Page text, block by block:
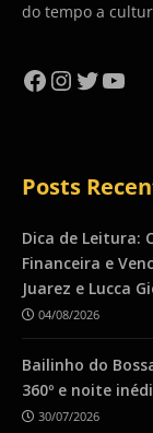
do tempo a
Facebook
Instagram
Twitter
Posts
Dica de Leitura:
Financeira e
Juarez e Lucca
04/08/2026
Bailinho do
360º e noite
30/07/2026